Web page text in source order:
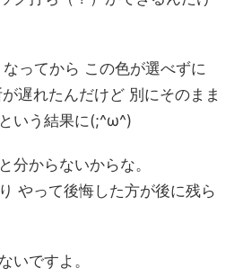
ってから この色が選べずに
遅れたんだけど 別にそのまま
いう結果に(;^ω^)
分からないからな。
やって後悔した方が後に残ら
いですよ。